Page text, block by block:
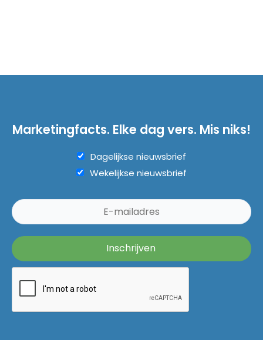
Marketingfacts. Elke dag vers. Mis niks!
Dagelijkse nieuwsbrief
Wekelijkse nieuwsbrief